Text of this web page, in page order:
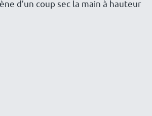
d’un coup sec la main à hauteur